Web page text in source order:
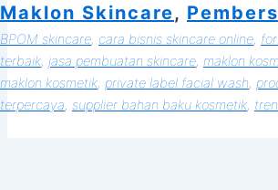
Maklon Skincare,
BPOM skincare, cara bisnis skincare online,
terbaik, jasa pembuatan skincare, maklon
maklon kosmetik, private label facial wash,
terpercaya, supplier bahan baku kosmetik,